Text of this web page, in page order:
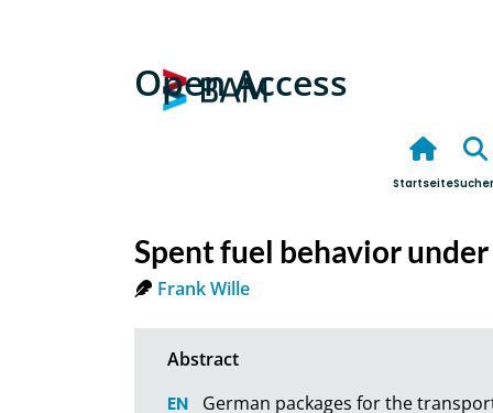
Open Access
Startseite
Spent fuel behavior
Frank Wille
German packages for the